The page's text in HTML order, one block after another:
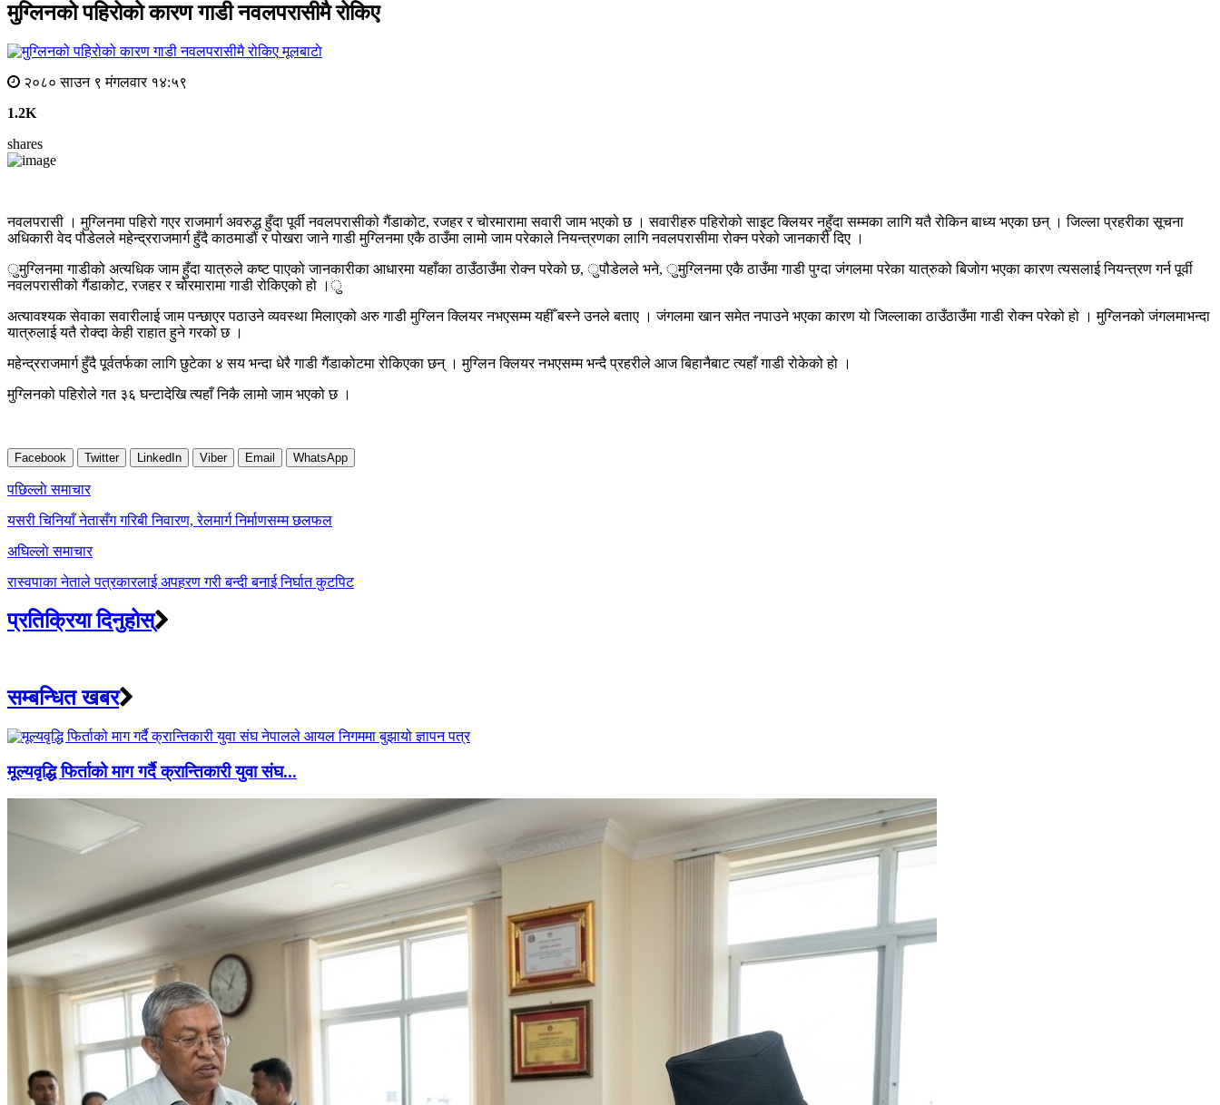
मुग्लिनको पहिरोको कारण गाडी नवलपरासीमै रोकिए
मूलबाटाे
२०८० साउन ९ मंगलवार १४:५९
1.2K
shares
नवलपरासी । मुग्लिनमा पहिरो गएर राजमार्ग अवरुद्ध हुँदा पूर्वी नवलपरासीको गैंडाकोट, रजहर र चोरमारामा सवारी जाम भएको छ । सवारीहरु पहिरोको साइट क्लियर नहुँदा सम्मका लागि यतै रोकिन बाध्य भएका छन् । जिल्ला प्रहरीका सूचना
अधिकारी वेद पौडेलले महेन्द्रराजमार्ग हुँदै काठमाडौं र पोखरा जाने गाडी मुग्लिनमा एकै ठाउँमा लामो जाम परेकाले नियन्त्रणका लागि नवलपरासीमा रोक्न परेको जानकारी दिए ।
ुमुग्लिनमा गाडीको अत्यधिक जाम हुँदा यात्रुले कष्ट पाएको जानकारीका आधारमा यहाँका ठाउँठाउँमा रोक्न परेको छ, ुपौडेलले भने, ुमुग्लिनमा एकै ठाउँमा गाडी पुग्दा जंगलमा परेका यात्रुको बिजोग भएका कारण त्यसलाई नियन्त्रण गर्न पूर्वी
नवलपरासीको गैंडाकोट, रजहर र चोरमारामा गाडी रोकिएको हो ।ु
अत्यावश्यक सेवाका सवारीलाई जाम पन्छाएर पठाउने व्यवस्था मिलाएको अरु गाडी मुग्लिन क्लियर नभएसम्म यहीँ बस्ने उनले बताए । जंगलमा खान समेत नपाउने भएका कारण यो जिल्लाका ठाउँठाउँमा गाडी रोक्न परेको हो । मुग्लिनको जंगलमाभन्दा
यात्रुलाई यतै रोक्दा केही राहात हुने गरको छ ।
महेन्द्रराजमार्ग हुँदै पूर्वतर्फका लागि छुटेका ४ सय भन्दा धेरै गाडी गैंडाकोटमा रोकिएका छन् । मुग्लिन क्लियर नभएसम्म भन्दै प्रहरीले आज बिहानैबाट त्यहाँ गाडी रोकेको हो ।
मुग्लिनको पहिरोले गत ३६ घन्टादेखि त्यहाँ निकै लामो जाम भएको छ ।
Facebook Twitter LinkedIn Viber Email WhatsApp
Post
navigation
पछिल्लाे समाचार
यसरी चिनियाँ नेतासँग गरिबी निवारण, रेलमार्ग निर्माणसम्म छलफल
अघिल्लाे समाचार
रास्वपाका नेताले पत्रकारलाई अपहरण गरी बन्दी बनाई निर्घात कुटपिट
प्रतिक्रिया दिनुहोस्
सम्बन्धित खबर
मूल्यवृद्धि फिर्ताको माग गर्दै क्रान्तिकारी युवा संघ...